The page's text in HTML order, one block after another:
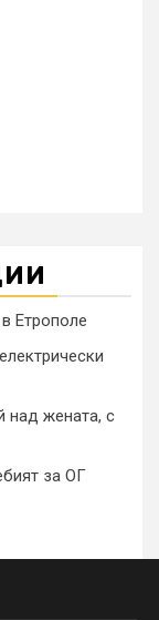
Етрополе
жената, с
за ОГ